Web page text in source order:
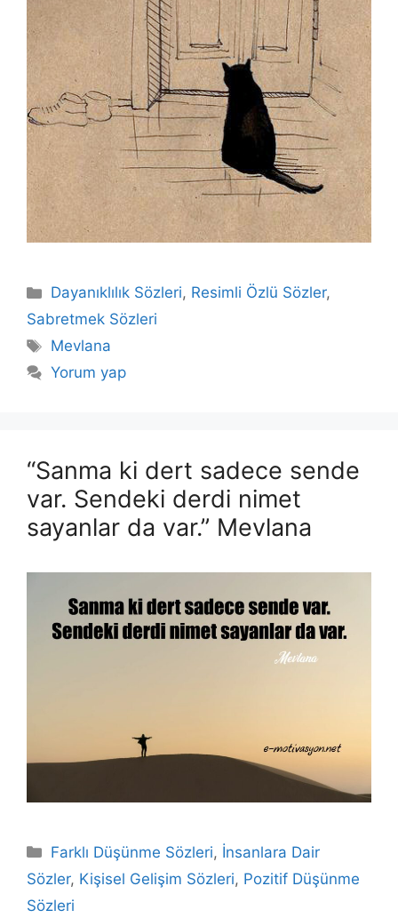
Kategoriler
Dayanıklılık Sözleri, Resimli Özlü Sözler,
Sabretmek Sözleri
Etiketler
Mevlana
Yorum yap
“Sanma ki dert sadece sende
var. Sendeki derdi nimet
sayanlar da var.” Mevlana
Kategoriler
Farklı Düşünme Sözleri, İnsanlara Dair
Sözler, Kişisel Gelişim Sözleri, Pozitif Düşünme
Sözleri